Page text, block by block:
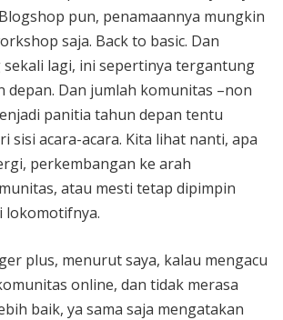
pun, penamaannya mungkin
saja. Back to basic. Dan
sekali lagi, ini sepertinya tergantung
depan. Dan jumlah komunitas –non
panitia tahun depan tentu
sisi acara-acara. Kita lihat nanti, apa
perkembangan ke arah
atau mesti tetap dipimpin
lokomotifnya.
plus, menurut saya, kalau mengacu
online, dan tidak merasa
baik, ya sama saja mengatakan